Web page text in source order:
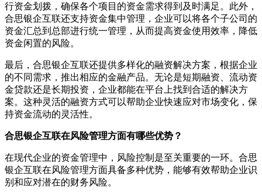
行资金划拨，确保各个项目的资金需求得到及时满足。此外，
合思银企互联还支持资金集中管理，企业可以将各个子公司的
资金汇总到总部进行统一管理，从而提高资金使用效率，降低
资金闲置的风险。
最后，合思银企互联还提供多样化的融资解决方案，根据企业
的不同需求，推出相应的金融产品。无论是短期融资、流动资
金贷款还是长期投资，企业都能在平台上找到合适的解决方
案。这种灵活的融资方式可以帮助企业快速应对市场变化，保
持资金流动的灵活性。
合思银企互联在风险管理方面有哪些优势？
在现代企业的资金管理中，风险控制是至关重要的一环。合思
银企互联在风险管理方面具备多种优势，能够有效帮助企业识
别和应对潜在的财务风险。